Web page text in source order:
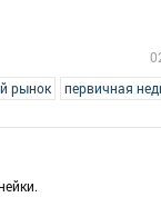
рынок первичная